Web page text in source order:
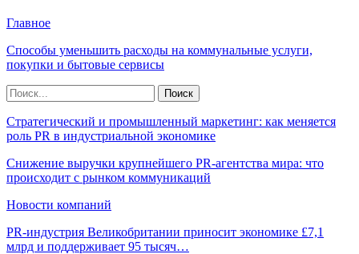
Главное
Способы уменьшить расходы на коммунальные услуги,
покупки и бытовые сервисы
Стратегический и промышленный маркетинг: как меняется
роль PR в индустриальной экономике
Снижение выручки крупнейшего PR-агентства мира: что
происходит с рынком коммуникаций
Новости компаний
PR-индустрия Великобритании приносит экономике £7,1
млрд и поддерживает 95 тысяч…